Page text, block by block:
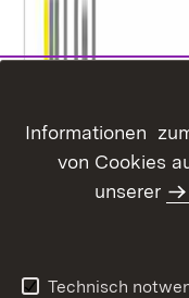
Informationen
von Cookies
unserer
Technisch